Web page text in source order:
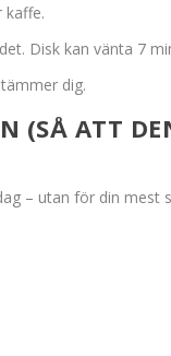
kaffe.
Disk kan vänta 7
dig.
(SÅ ATT
– utan för din mest